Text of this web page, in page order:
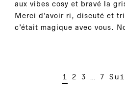
aux vibes cosy et bravé la
Merci d’avoir ri, discuté et
c’était magique avec vous.
1 2 3 7